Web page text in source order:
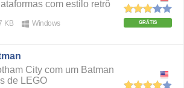
com estilo retrô
GRÁTIS
KB Windows
City com um Batman
de LEGO